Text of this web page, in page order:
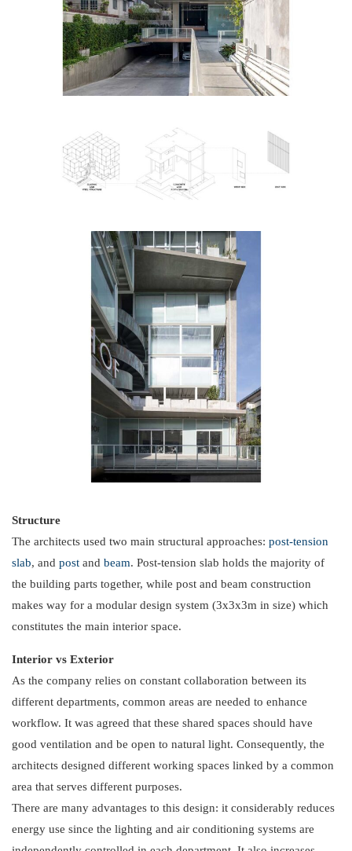
Structure
The architects used two main structural approaches: post-tension
slab, and post and beam. Post-tension slab holds the majority of
the building parts together, while post and beam construction
makes way for a modular design system (3x3x3m in size) which
constitutes the main interior space.
Interior vs Exterior
As the company relies on constant collaboration between its
different departments, common areas are needed to enhance
workflow. It was agreed that these shared spaces should have
good ventilation and be open to natural light. Consequently, the
architects designed different working spaces linked by a common
area that serves different purposes.
There are many advantages to this design: it considerably reduces
energy use since the lighting and air conditioning systems are